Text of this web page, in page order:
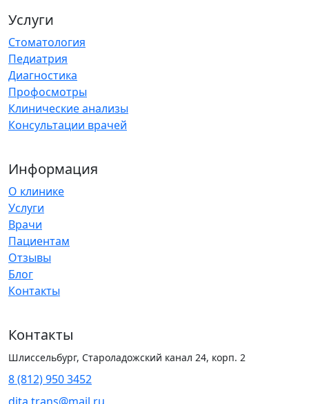
Услуги
Стоматология
Педиатрия
Диагностика
Профосмотры
Клинические анализы
Консультации врачей
Информация
О клинике
Услуги
Врачи
Пациентам
Отзывы
Блог
Контакты
Контакты
Шлиссельбург, Староладожский канал 24, корп. 2
8 (812) 950 3452
dita.trans@mail.ru